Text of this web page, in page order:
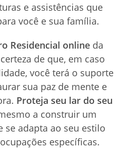
e assistências que
você e sua família.
Residencial online da
de que, em caso
você terá o suporte
sua paz de mente e
Proteja seu lar do seu
a construir um
se adapta ao seu estilo
específicas.